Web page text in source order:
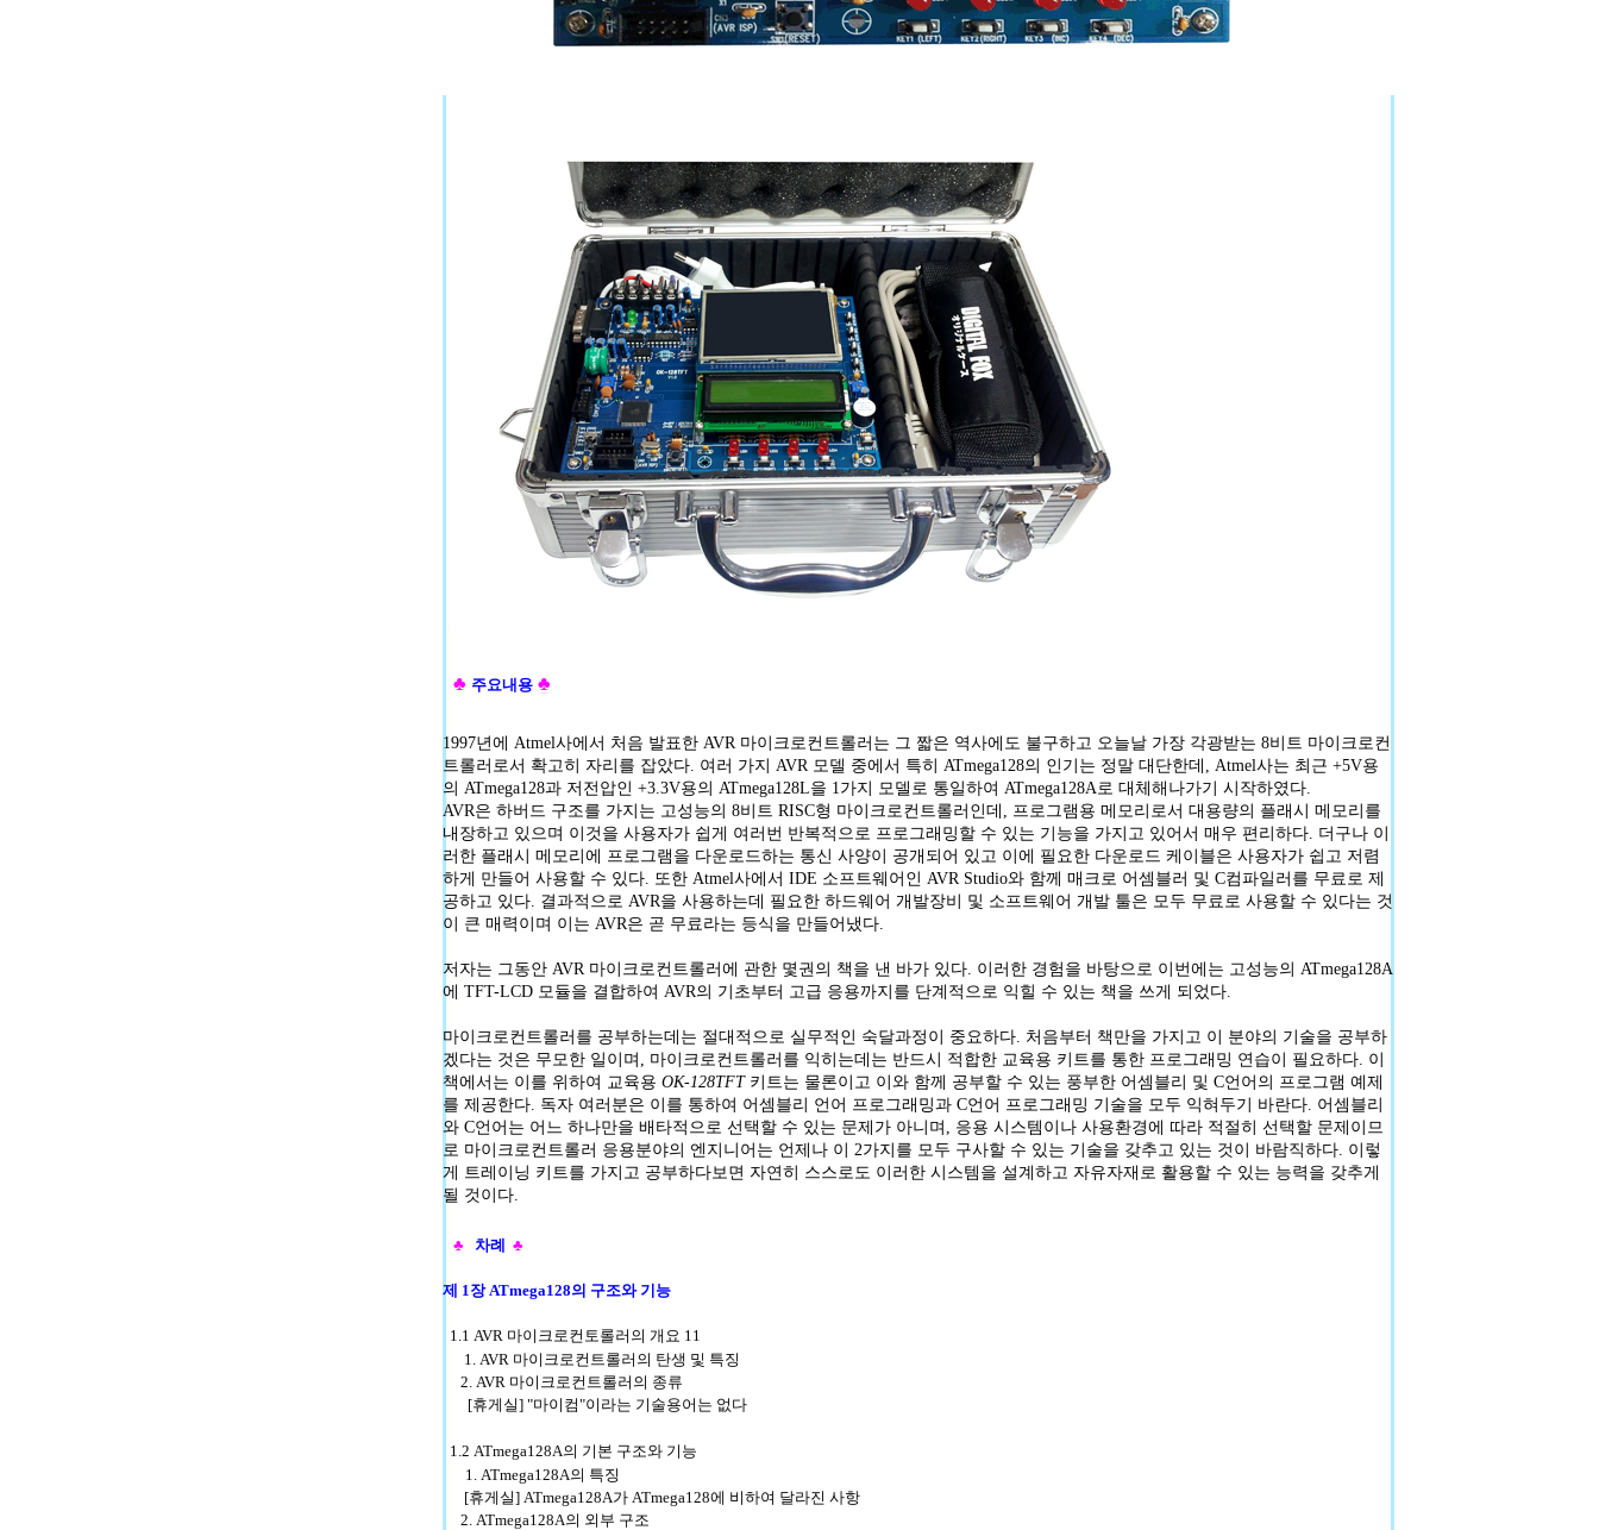
♣ 주요내용 ♣
1997년에 Atmel사에서 처음 발표한 AVR 마이크로컨트롤러는 그 짧은 역사에도 불구하고 오늘날 가장 각광받는 8비트 마이크로컨
트롤러로서 확고히 자리를 잡았다. 여러 가지 AVR 모델 중에서 특히 ATmega128의 인기는 정말 대단한데, Atmel사는 최근 +5V용
의 ATmega128과 저전압인 +3.3V용의 ATmega128L을 1가지 모델로 통일하여 ATmega128A로 대체해나가기 시작하였다.
AVR은 하버드 구조를 가지는 고성능의 8비트 RISC형 마이크로컨트롤러인데, 프로그램용 메모리로서 대용량의 플래시 메모리를
내장하고 있으며 이것을 사용자가 쉽게 여러번 반복적으로 프로그래밍할 수 있는 기능을 가지고 있어서 매우 편리하다. 더구나 이
러한 플래시 메모리에 프로그램을 다운로드하는 통신 사양이 공개되어 있고 이에 필요한 다운로드 케이블은 사용자가 쉽고 저렴
하게 만들어 사용할 수 있다. 또한 Atmel사에서 IDE 소프트웨어인 AVR Studio와 함께 매크로 어셈블러 및 C컴파일러를 무료로 제
공하고 있다. 결과적으로 AVR을 사용하는데 필요한 하드웨어 개발장비 및 소프트웨어 개발 툴은 모두 무료로 사용할 수 있다는 것
이 큰 매력이며 이는 AVR은 곧 무료라는 등식을 만들어냈다.
저자는 그동안 AVR 마이크로컨트롤러에 관한 몇권의 책을 낸 바가 있다. 이러한 경험을 바탕으로 이번에는 고성능의 ATmega128A
에 TFT-LCD 모듈을 결합하여 AVR의 기초부터 고급 응용까지를 단계적으로 익힐 수 있는 책을 쓰게 되었다.
마이크로컨트롤러를 공부하는데는 절대적으로 실무적인 숙달과정이 중요하다. 처음부터 책만을 가지고 이 분야의 기술을 공부하
겠다는 것은 무모한 일이며, 마이크로컨트롤러를 익히는데는 반드시 적합한 교육용 키트를 통한 프로그래밍 연습이 필요하다. 이
책에서는 이를 위하여 교육용 OK-128TFT키트는 물론이고 이와 함께 공부할 수 있는 풍부한 어셈블리 및 C언어의 프로그램 예제
를 제공한다. 독자 여러분은 이를 통하여 어셈블리 언어 프로그래밍과 C언어 프로그래밍 기술을 모두 익혀두기 바란다. 어셈블리
와 C언어는 어느 하나만을 배타적으로 선택할 수 있는 문제가 아니며, 응용 시스템이나 사용환경에 따라 적절히 선택할 문제이므
로 마이크로컨트롤러 응용분야의 엔지니어는 언제나 이 2가지를 모두 구사할 수 있는 기술을 갖추고 있는 것이 바람직하다. 이렇
게 트레이닝 키트를 가지고 공부하다보면 자연히 스스로도 이러한 시스템을 설계하고 자유자재로 활용할 수 있는 능력을 갖추게
될 것이다.
♣ 차례 ♣
제 1장 ATmega128의 구조와 기능
1.1 AVR 마이크로컨토롤러의 개요 11
1. AVR 마이크로컨트롤러의 탄생 및 특징
2. AVR 마이크로컨트롤러의 종류
[휴게실] "마이컴"이라는 기술용어는 없다
1.2 ATmega128A의 기본 구조와 기능
1. ATmega128A의 특징
[휴게실] ATmega128A가 ATmega128에 비하여 달라진 사항
2. ATmega128A의 외부 구조